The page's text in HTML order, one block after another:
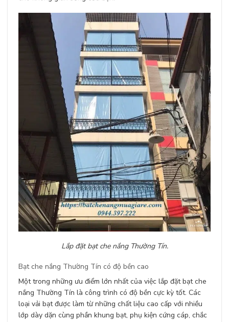
Lắp đặt bạt che nắng Thường Tín.
Bạt che nắng Thường Tín có độ bền cao
Một trong những ưu điểm lớn nhất của việc lắp đặt bạt che
nắng Thường Tín là công trình có độ bền cực kỳ tốt. Các
loại vải bạt được làm từ những chất liệu cao cấp với nhiều
lớp dày dặn cùng phần khung bạt, phụ kiện cứng cáp, chắc